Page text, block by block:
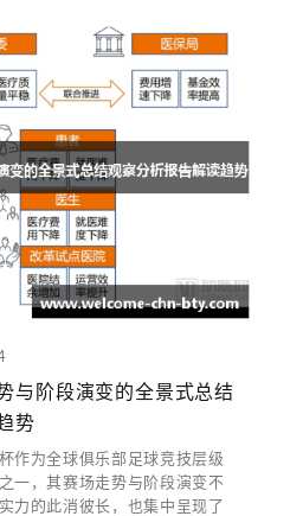
与阶段演变的全景式总结
势
作为全球俱乐部足球竞技层级
一，其赛场走势与阶段演变不
力的此消彼长，也集中呈现了